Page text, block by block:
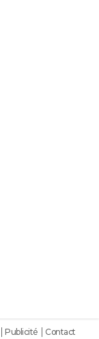
Publicité Contact